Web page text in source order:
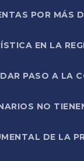
POR MÁS
EN LA
PASO A LA
NO
DE LA